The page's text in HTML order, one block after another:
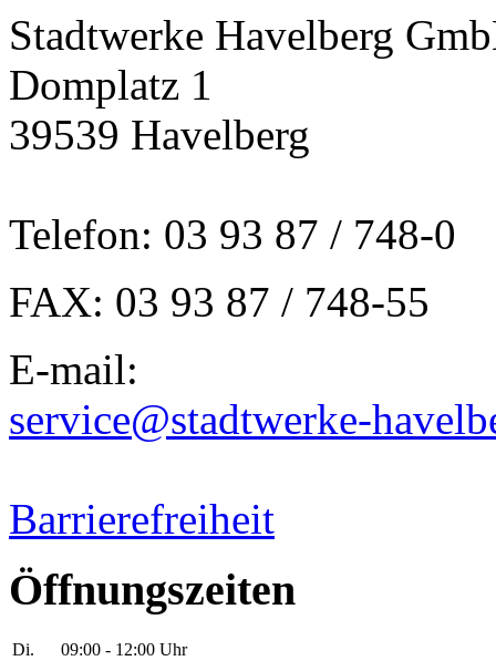
Stadtwerke Havelberg
Domplatz 1
39539 Havelberg
Telefon: 03 93 87 / 748-0
FAX: 03 93 87 / 748-55
E-mail:
service@stadtwerke-
Barrierefreiheit
Öffnungszeiten
Di.
09:00 - 12:00 Uhr